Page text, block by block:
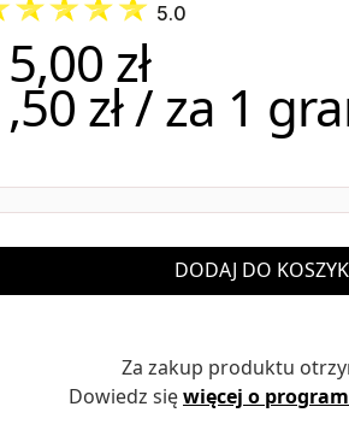
5.0
zł
zł / za 1
DODAJ DO
Za zakup produktu
Dowiedz sięwięcej o